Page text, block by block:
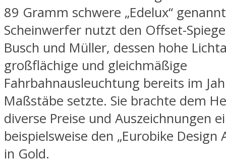
89 Gramm schwere „Edelux“
Scheinwerfer nutzt den Offset-
Busch und Müller, dessen hohe
großflächige und gleichmäßige
Fahrbahnausleuchtung bereits im
Maßstäbe setzte. Sie brachte dem
diverse Preise und Auszeichnungen
beispielsweise den „Eurobike Design
in Gold.